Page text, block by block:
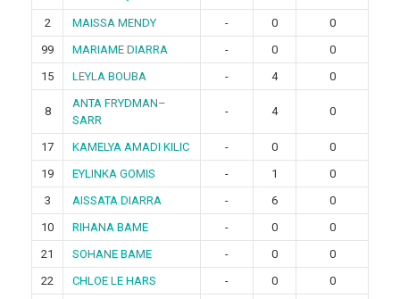
2
MAISSA MENDY - 0
0
99
MARIAME DIARRA - 0
0
15
LEYLA BOUBA - 4 0
8
ANTA FRYDMAN–
SARR
- 4 0
17 KAMELYA AMADI KILIC - 0
0
19
EYLINKA GOMIS - 1
0
3
AISSATA DIARRA - 6
0
10
RIHANA BAME - 0
0
21
SOHANE BAME - 0
0
22
CHLOE LE HARS - 0
0